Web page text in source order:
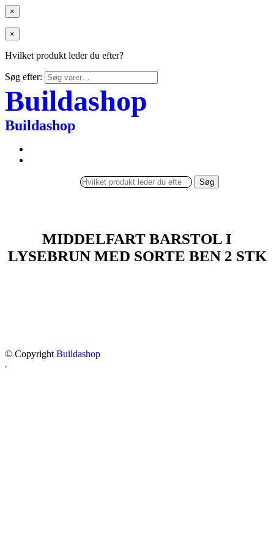
×
×
Hvilket produkt leder du efter?
Søg efter:
Buildashop
Buildashop
Søg
MIDDELFART BARSTOL I
LYSEBRUN MED SORTE BEN 2 STK
© Copyright Buildashop